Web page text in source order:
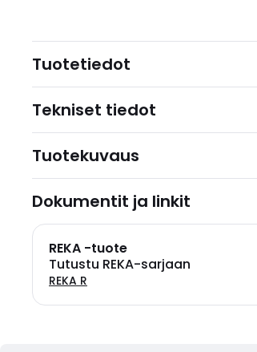
Tuotetiedot
Tekniset tiedot
Tuotekuvaus
Dokumentit ja linkit
REKA -tuote
Tutustu REKA-sarjaan
REKA R